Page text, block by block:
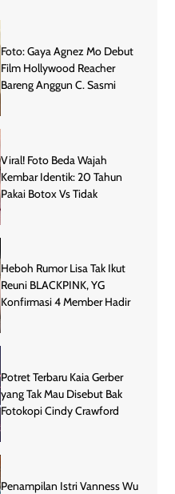
Foto: Gaya Agnez Mo Debut
Film Hollywood Reacher
Bareng Anggun C. Sasmi
Viral! Foto Beda Wajah
Kembar Identik: 20 Tahun
Pakai Botox Vs Tidak
Heboh Rumor Lisa Tak Ikut
Reuni BLACKPINK, YG
Konfirmasi 4 Member Hadir
Potret Terbaru Kaia Gerber
yang Tak Mau Disebut Bak
Fotokopi Cindy Crawford
Penampilan Istri Vanness Wu